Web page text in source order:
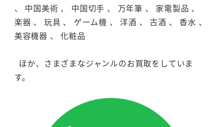
、 中国美術 、 中国切手 、 万年筆 、 家電製品 、
楽器 、 玩具 、 ゲーム機 、 洋酒 、 古酒 、 香水 、
美容機器 、 化粧品
ほか、さまざまなジャンルのお買取をしていま
す。